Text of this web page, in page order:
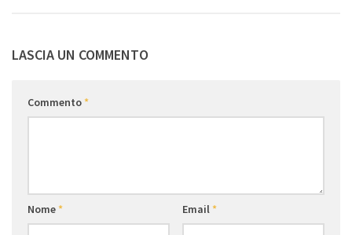
LASCIA UN COMMENTO
Commento*
Nome* Email*